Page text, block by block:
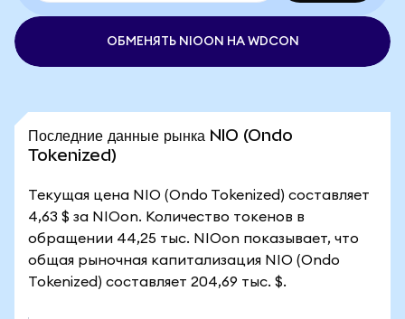
ОБМЕНЯТЬ NIOON НА WDCON
Последние данные рынка NIO (Ondo
Tokenized)
Текущая цена NIO (Ondo Tokenized) составляет
4,63 $ за NIOon. Количество токенов в
обращении 44,25 тыс. NIOon показывает, что
общая рыночная капитализация NIO (Ondo
Tokenized) составляет 204,69 тыс. $.